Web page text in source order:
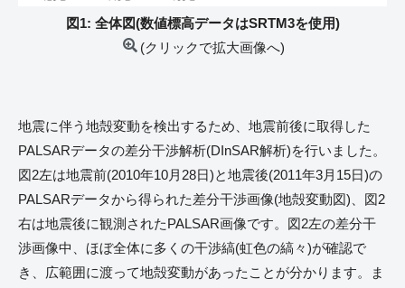
図1: 全体図(数値標高データはSRTM3を使用)
(クリックで拡大画像へ)
地震に伴う地殻変動を検出するため、地震前後に取得した
PALSARデータの差分干渉解析(DInSAR解析)を行いました。
図2左は地震前(2010年10月28日)と地震後(2011年3月15日)の
PALSARデータから得られた差分干渉画像(地殻変動図)、図2
右は地震後に観測されたPALSAR画像です。図2左の差分干
渉画像中、ほぼ全体に多くの干渉縞(虹色の縞々)が確認で
き、広範囲に渡って地殻変動があったことが分かります。ま